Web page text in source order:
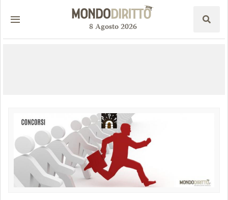
8Agosto2026